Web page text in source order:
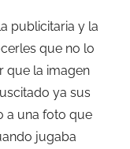
publicitaria y la
que no lo
que la imagen
ya sus
a una foto que
jugaba